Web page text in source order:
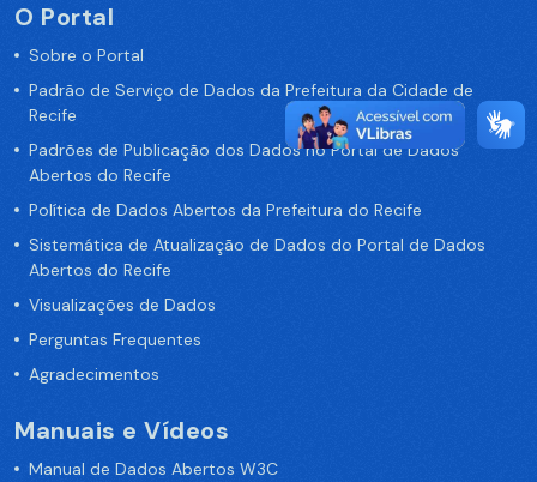
O Portal
Sobre o Portal
Padrão de Serviço de Dados da Prefeitura da Cidade de
Recife
Padrões de Publicação dos Dados no Portal de Dados
Abertos do Recife
Política de Dados Abertos da Prefeitura do Recife
Sistemática de Atualização de Dados do Portal de Dados
Abertos do Recife
Visualizações de Dados
Perguntas Frequentes
Agradecimentos
Manuais e Vídeos
Manual de Dados Abertos W3C